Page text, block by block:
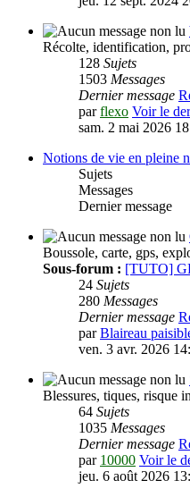
Récolte, identification,
128 Sujets
1503 Messages
Dernier message
parflexo Voir le
sam. 2 mai 2026
Notions de vie en pleine
Sujets
Messages
Dernier message
Boussole, carte, gps,
Sous-forum : [TUTO]
24 Sujets
280 Messages
Dernier message
parBlaireau
ven. 3 avr. 2026
Blessures, tiques, risque
64 Sujets
1035 Messages
Dernier message
par 10000 Voir le
jeu. 6 août 2026